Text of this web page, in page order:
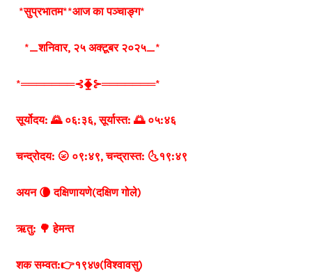
*सुप्रभातम**आज का पञ्चाङ्ग*
*_शनिवार, २५ अक्टूबर २०२५_*
*═══════⊰⧱⊱═══════*
सूर्योदय: 🌄 ०६:३६, सूर्यास्त: 🌅 ०५:४६
चन्द्रोदय: 🌝 ०९:४९, चन्द्रास्त: 🌜१९:४९
अयन 🌘 दक्षिणायणे(दक्षिण गोले)
ऋतु: 🌳 हेमन्त
शक सम्वत:👉१९४७(विश्वावसु)